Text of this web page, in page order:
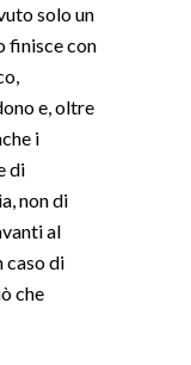
solo un
finisce con
e, oltre
i
di
non di
al
caso di
che